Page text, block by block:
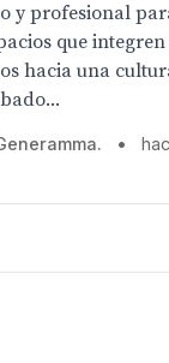
y profesional
que
hacia una
•